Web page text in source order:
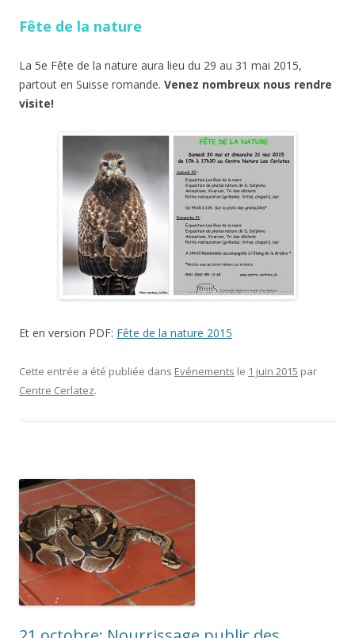
Fête de la nature
La 5e Fête de la nature aura lieu du 29 au 31 mai 2015,
partout en Suisse romande. Venez nombreux nous rendre
visite!
Et en version PDF: Fête de la nature 2015
Cette entrée a été publiée dans Evénements le 1 juin 2015 par
Centre Cerlatez.